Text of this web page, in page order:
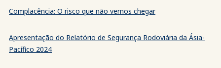
Complacência: O risco que não vemos chegar
Apresentação do Relatório de Segurança Rodoviária da Ásia-
Pacífico 2024